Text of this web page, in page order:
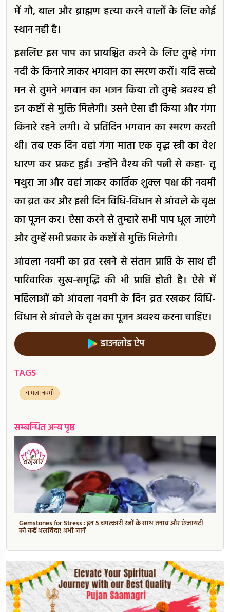
में गौ, बाल और ब्राह्मण हत्या करने वालों के लिए कोई
स्थान नही है।
इसलिए इस पाप का प्रायश्चित करने के लिए तुम्हे गंगा
नदी के किनारे जाकर भगवान का स्मरण करों। यदि सच्चे
मन से तुमने भगवान का भजन किया तो तुम्हे अवश्य ही
इन कष्टों से मुक्ति मिलेगी। उसने ऐसा ही किया और गंगा
किनारे रहने लगी। वे प्रतिदिन भगवान का स्मरण करती
थी। तब एक दिन वहां गंगा माता एक वृद्ध स्त्री का वेश
धारण कर प्रकट हुई। उन्होंने वैश्य की पत्नी से कहा- तू
मथुरा जा और वहां जाकर कार्तिक शुक्ल पक्ष की नवमी
का व्रत कर और इसी दिन विधि-विधान से आंवले के वृक्ष
का पूजन कर। ऐसा करने से तुम्हारे सभी पाप धूल जाएंगे
और तुम्हें सभी प्रकार के कष्टों से मुक्ति मिलेगी।
आंवला नवमी का व्रत रखने से संतान प्राप्ति के साथ ही
पारिवारिक सुख-समृद्धि की भी प्राप्ति होती है। ऐसे में
महिलाओं को आंवला नवमी के दिन व्रत रखकर विधि-
विधान से आंवले के वृक्ष का पूजन अवश्य करना चाहिए।
डाउनलोड ऐप
TAGS
आमला नवमी
सम्बन्धित अन्य पृष्ठ
Gemstones for Stress : इन 5 चमत्कारी रत्नों के साथ तनाव और एंग्जायटी
को कहें अलविदा! अभी जानें